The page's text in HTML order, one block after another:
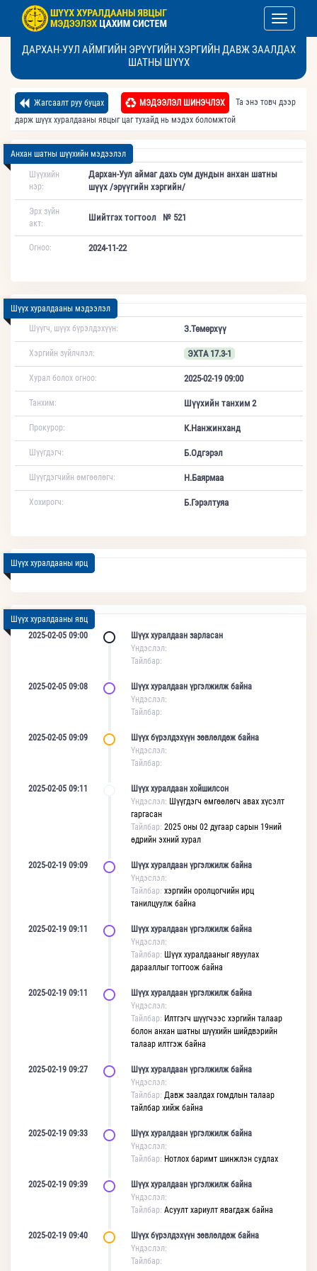
Toggle
ДАРХАН-УУЛ АЙМГИЙН ЭРҮҮГИЙН ХЭРГИЙН ДАВЖ ЗААЛДАХ
ШАТНЫ ШҮҮХ
Жагсаалт руу буцах МЭДЭЭЛЭЛ ШИНЭЧЛЭХ
Та энэ товч дээр
дарж шүүх хуралдааны явцыг цаг тухайд нь мэдэх боломжтой
Анхан шатны шүүхийн мэдээлэл
Шүүхийн
нэр:
Дархан-Уул аймаг дахь сум дундын анхан шатны
шүүх /эрүүгийн хэргийн/
Эрх зүйн
акт:
Шийтгэх тогтоол № 521
Огноо: 2024-11-22
Шүүх хуралдааны мэдээлэл
Шүүгч, шүүх бүрэлдэхүүн:
З.Төмөрхүү
Хэргийн зүйлчлэл: ЭХТА 17.3-1
Хурал болох огноо: 2025-02-19 09:00
Танхим: Шүүхийн танхим 2
Прокурор: К.Нанжинханд
Шүүгдэгч: Б.Одгэрэл
Шүүгдэгчийн өмгөөлөгч: Н.Баярмаа
Хохирогч: Б.Гэрэлтуяа
Шүүх хуралдааны ирц
Шүүх хуралдааны явц
2025-02-05 09:00
Шүүх хуралдаан зарласан
Үндэслэл:
Тайлбар:
2025-02-05 09:08
Шүүх хуралдаан үргэлжилж байна
Үндэслэл:
Тайлбар:
2025-02-05 09:09
Шүүх бүрэлдэхүүн зөвлөлдөж байна
Үндэслэл:
Тайлбар:
2025-02-05 09:11
Шүүх хуралдаан хойшилсон
Үндэслэл: Шүүгдэгч өмгөөлөгч авах хүсэлт
гаргасан
Тайлбар: 2025 оны 02 дугаар сарын 19ний
өдрийн эхний хурал
2025-02-19 09:09
Шүүх хуралдаан үргэлжилж байна
Үндэслэл:
Тайлбар: хэргийн оролцогчийн ирц
танилцуулж байна
2025-02-19 09:11
Шүүх хуралдаан үргэлжилж байна
Үндэслэл:
Тайлбар: Шүүх хуралдааныг явуулах
дарааллыг тогтоож байна
2025-02-19 09:11
Шүүх хуралдаан үргэлжилж байна
Үндэслэл:
Тайлбар: Илтгэгч шүүгчээс хэргийн талаар
болон анхан шатны шүүхийн шийдвэрийн
талаар илтгэж байна
2025-02-19 09:27
Шүүх хуралдаан үргэлжилж байна
Үндэслэл:
Тайлбар: Давж заалдах гомдлын талаар
тайлбар хийж байна
2025-02-19 09:33
Шүүх хуралдаан үргэлжилж байна
Үндэслэл:
Тайлбар: Нотлох баримт шинжлэн судлах
2025-02-19 09:39
Шүүх хуралдаан үргэлжилж байна
Үндэслэл:
Тайлбар: Асуулт хариулт явагдаж байна
2025-02-19 09:40
Шүүх бүрэлдэхүүн зөвлөлдөж байна
Үндэслэл:
Тайлбар: